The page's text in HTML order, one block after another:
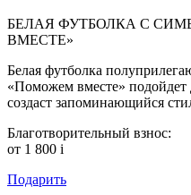
БЕЛАЯ ФУТБОЛКА С
ВМЕСТЕ»
Белая футболка
«Поможем вместе»
создаст запоминающийся
Благотворительный взнос:
от 1 800 i
Подарить